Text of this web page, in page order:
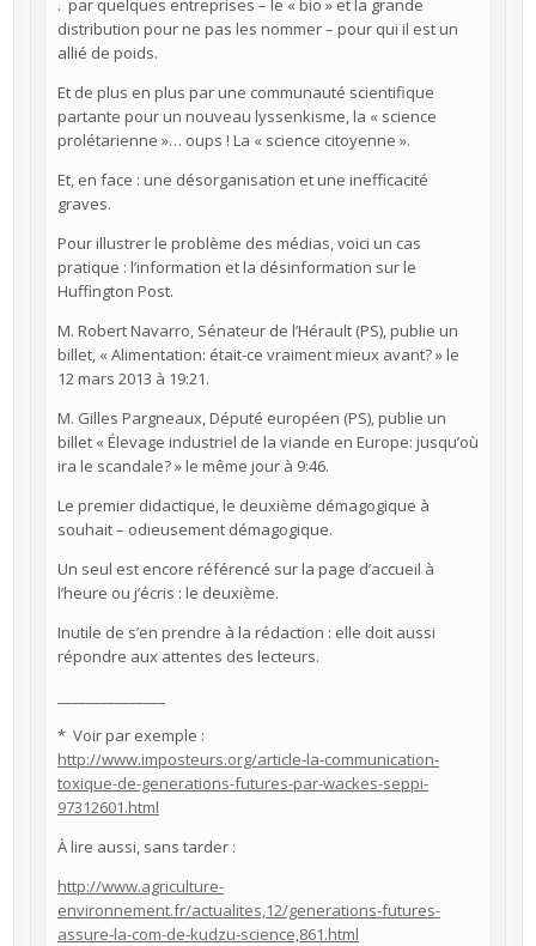
distribution pour ne pas les nommer – pour qui il est un
allié de poids.
Et de plus en plus par une communauté scientifique
partante pour un nouveau lyssenkisme, la « science
prolétarienne »… oups ! La « science citoyenne ».
Et, en face : une désorganisation et une inefficacité
graves.
Pour illustrer le problème des médias, voici un cas
pratique : l’information et la désinformation sur le
Huffington Post.
M. Robert Navarro, Sénateur de l’Hérault (PS), publie un
billet, « Alimentation: était-ce vraiment mieux avant? » le
12 mars 2013 à 19:21.
M. Gilles Pargneaux, Député européen (PS), publie un
billet « Élevage industriel de la viande en Europe: jusqu’où
ira le scandale? » le même jour à 9:46.
Le premier didactique, le deuxième démagogique à
souhait – odieusement démagogique.
Un seul est encore référencé sur la page d’accueil à
l’heure ou j’écris : le deuxième.
Inutile de s’en prendre à la rédaction : elle doit aussi
répondre aux attentes des lecteurs.
* Voir par exemple :
http://www.imposteurs.org/article-la-communication-
toxique-de-generations-futures-par-wackes-seppi-
97312601.html
À lire aussi, sans tarder :
http://www.agriculture-
environnement.fr/actualites,12/generations-futures-
assure-la-com-de-kudzu-science,861.html